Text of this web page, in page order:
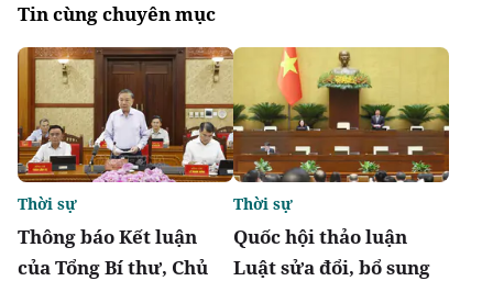
Tin cùng chuyên mục
Thông báo Kết luận
của Tổng Bí thư, Chủ
Thời sự
Quốc hội thảo luận
Luật sửa đổi, bổ sung
Thời sự